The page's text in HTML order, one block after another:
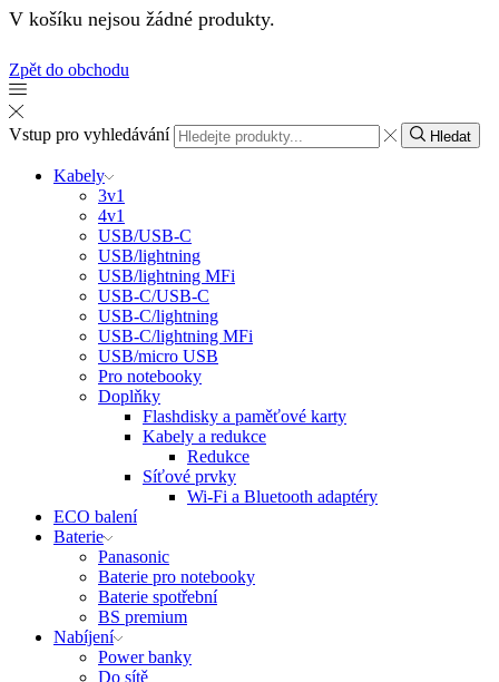
V košíku nejsou žádné produkty.
Zpět do obchodu
Vstup pro vyhledávání Hledat
Kabely
3v1
4v1
USB/USB-C
USB/lightning
USB/lightning MFi
USB-C/USB-C
USB-C/lightning
USB-C/lightning MFi
USB/micro USB
Pro notebooky
Doplňky
Flashdisky a paměťové karty
Kabely a redukce
Redukce
Síťové prvky
Wi-Fi a Bluetooth adaptéry
ECO balení
Baterie
Panasonic
Baterie pro notebooky
Baterie spotřební
BS premium
Nabíjení
Power banky
Do sítě